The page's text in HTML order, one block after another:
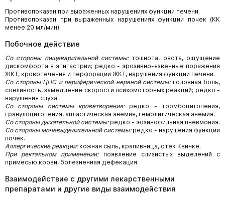
Противопоказан при выраженных нарушениях функции печени.
Противопоказан при выраженных нарушениях функции почек (КК
менее 20 мл/мин).
Побочное действие
Со стороны пищеварительной системы:тошнота, рвота, ощущение
дискомфорта в эпигастрии; редко - эрозивно-язвенные поражения
ЖКТ, кровотечения и перфорации ЖКТ, нарушения функции печени.
Со стороны ЦНС и периферической нервной системы:головная боль,
сонливость, замедление скорости психомоторных реакций; редко -
нарушения слуха.
Со стороны системы кроветворения:редко - тромбоцитопения,
гранулоцитопения, апластическая анемия, гемолитическая анемия.
Со стороны дыхательной системы:редко - эозинофильная пневмония.
Со стороны мочевыделительной системы:редко - нарушения функции
почек.
Аллергические реакции:кожная сыпь, крапивница, отек Квинке.
При ректальном применении:появление слизистых выделений с
примесью крови, болезненная дефекация.
Взаимодействие с другими лекарственными
препаратами и другие виды взаимодействия